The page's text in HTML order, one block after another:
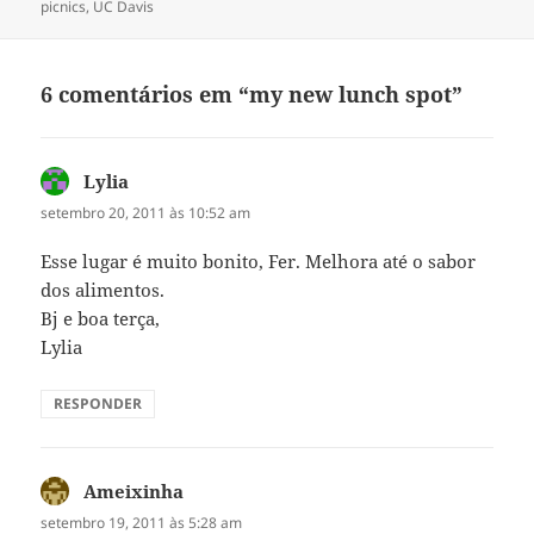
em
picnics, UC Davis
6 comentários em “my new lunch spot”
Lylia
setembro 20, 2011 às 10:52 am
Esse lugar é muito bonito, Fer. Melhora até o sabor
dos alimentos.
Bj e boa terça,
Lylia
RESPONDER
Ameixinha
setembro 19, 2011 às 5:28 am